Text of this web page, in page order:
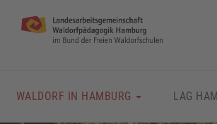
WALDORF IN HAMBURG LAG